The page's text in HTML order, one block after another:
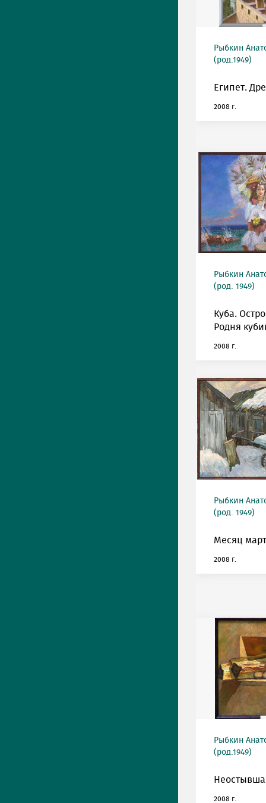
Рыбкин
(род.1949)
Египет.
2008 г.
Рыбкин
(род. 1949)
Куба.
Родня
2008 г.
Рыбкин
(род. 1949)
Месяц
2008 г.
Рыбкин
(род.1949)
2008 г.